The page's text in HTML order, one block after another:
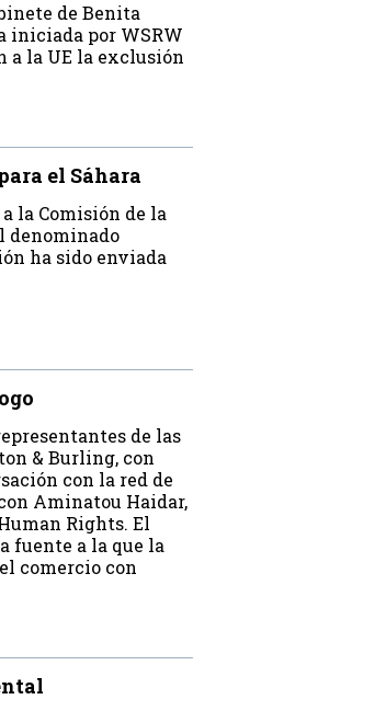
de Benita
iniciada por WSRW
a la UE la exclusión
el Sáhara
la Comisión de la
denominado
ha sido enviada
de las
& Burling, con
con la red de
Aminatou Haidar,
Rights. El
fuente a la que la
comercio con